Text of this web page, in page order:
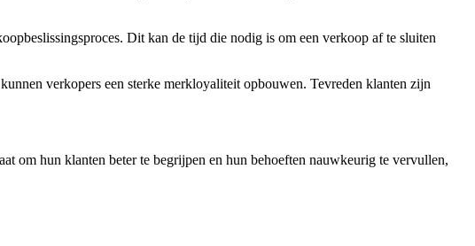
Dit kan de tijd die nodig is om een verkoop af te sluiten
verkopers een sterke merkloyaliteit opbouwen. Tevreden klanten zijn
om hun klanten beter te begrijpen en hun behoeften nauwkeurig te vervullen,